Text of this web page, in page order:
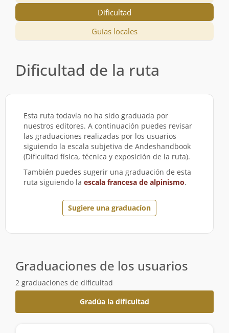
Dificultad
Guías locales
Dificultad de la ruta
Esta ruta todavía no ha sido graduada por
nuestros editores. A continuación puedes revisar
las graduaciones realizadas por los usuarios
siguiendo la escala subjetiva de Andeshandbook
(Dificultad física, técnica y exposición de la ruta).
También puedes sugerir una graduación de esta
ruta siguiendo la escala francesa de alpinismo.
Sugiere una graduacíon
Graduaciones de los usuarios
2 graduaciones de dificultad
Gradúa la dificultad